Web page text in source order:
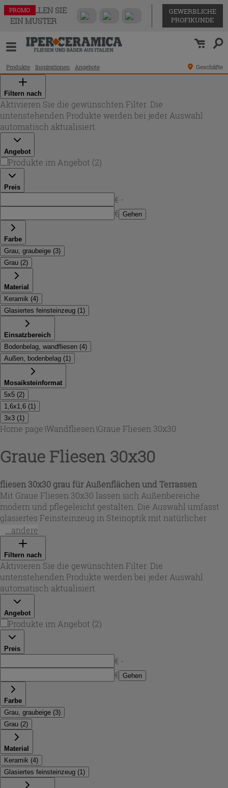
BESTELLEN SIE
EIN MUSTER
GEWERBLICHE
PROFIKUNDE
Produkte Inspirationen Angebote Geschäfte
Filtern nach
Aktivieren Sie die gewünschten Filter. Die
untenstehenden Produkte werden bei jeder Auswahl
automatisch aktualisiert.
Angebot
Produkte im Angebot (2)
Preis
€ -
€ Gehen
Farbe
Grau, graubeige (3)
Grau (2)
Material
Keramik (4)
Glasiertes feinsteinzeug (1)
Einsatzbereich
Bodenbelag, wandfliesen (4)
Außen, bodenbelag (1)
Mosaiksteinformat
5x5 (2)
1,6x1,6 (1)
3x3 (1)
Home page\Wandfliesen \Graue Fliesen 30x30
Graue Fliesen 30x30
fliesen 30x30 grau für Außenflächen und Terrassen
Mit Graue Fliesen 30x30 lassen sich Außenbereiche
modern und pflegeleicht gestalten. Die Auswahl umfasst
glasiertes Feinsteinzeug in Steinoptik mit natürlicher
Struktur und variierenden Grautönen – ideal, wenn du
eine Oberfläche mit Charakter suchst. Je nach Ausführung
sind die Fliesen rutschhemmend (z. B. R11) und damit
besonders geeignet für Terrassen, Gehwege oder
überdachte Außenbereiche. Dank der Stärke um ca. 9,5
mm entsteht ein solider, belastbarer Bodenaufbau, der
Alltag und Witterung standhält.
...andere
Filtern nach
Aktivieren Sie die gewünschten Filter. Die
untenstehenden Produkte werden bei jeder Auswahl
automatisch aktualisiert.
Angebot
Produkte im Angebot (2)
Preis
€ -
€ Gehen
Farbe
Grau, graubeige (3)
Grau (2)
Material
Keramik (4)
Glasiertes feinsteinzeug (1 )
PROMO
PROMO